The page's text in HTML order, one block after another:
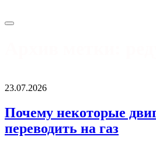
23.07.2026
Почему некоторые
переводить на газ